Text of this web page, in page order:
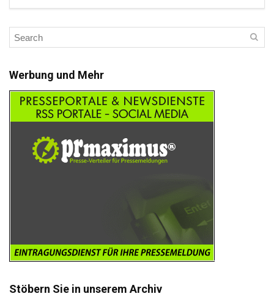
Werbung und Mehr
Stöbern Sie in unserem Archiv